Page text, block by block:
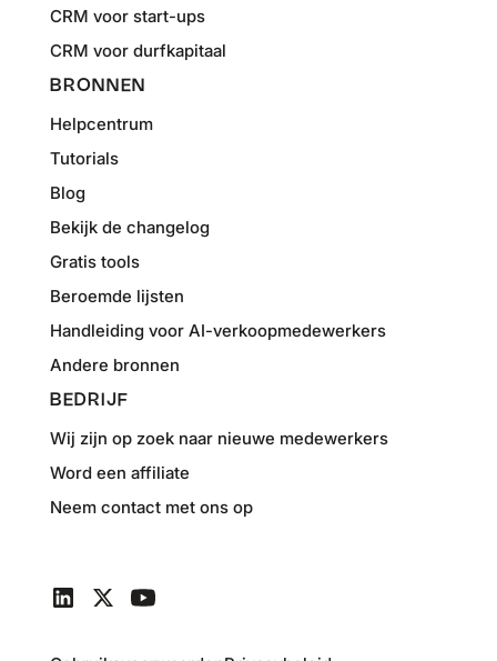
CRM voor start-ups
CRM voor durfkapitaal
BRONNEN
Helpcentrum
Tutorials
Blog
Bekijk de changelog
Gratis tools
Beroemde lijsten
Handleiding voor AI-verkoopmedewerkers
Andere bronnen
BEDRIJF
Wij zijn op zoek naar nieuwe medewerkers
Word een affiliate
Neem contact met ons op